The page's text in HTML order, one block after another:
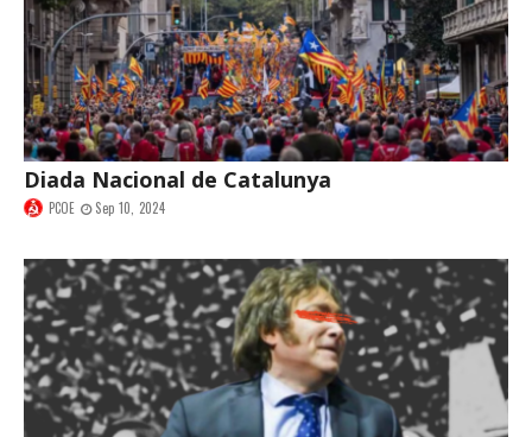
Diada Nacional de Catalunya
PCOE Sep 10, 2024